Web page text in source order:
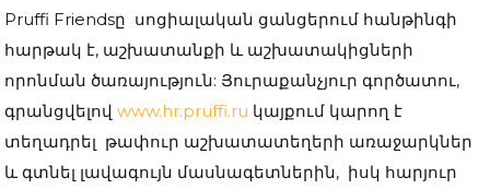
Pruffi Friendsը սոցիալական ցանցերում հանթինգի
հարթակ է, աշխատանքի և աշխատակիցների
որոնման ծառայություն: Յուրաքանչյուր գործատու,
գրանցվելովwww.hr.pruffi.ru կայքում կարող է
տեղադրել թափուր աշխատատեղերի առաջարկներ
և գտնել լավագույն մասնագետներին, իսկ հարյուր